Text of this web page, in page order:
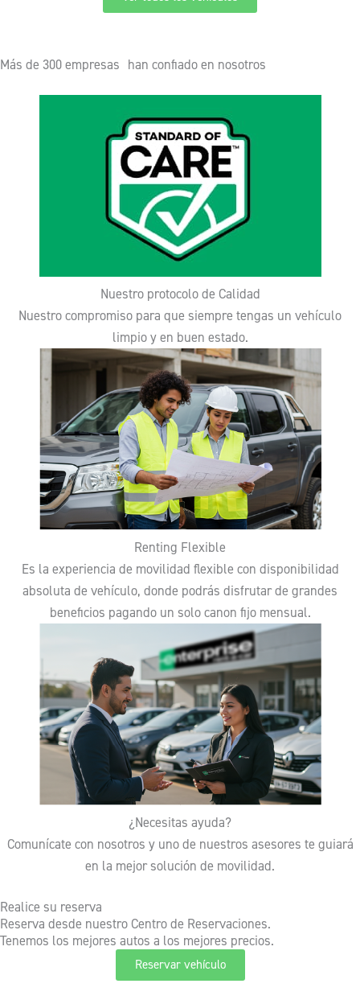
Más de 300 empresas han confiado en nosotros
Nuestro protocolo de Calidad
Nuestro compromiso para que siempre tengas un vehículo
limpio y en buen estado.
Renting Flexible
Es la experiencia de movilidad flexible con disponibilidad
absoluta de vehículo, donde podrás disfrutar de grandes
beneficios pagando un solo canon fijo mensual.
¿Necesitas ayuda?
Comunícate con nosotros y uno de nuestros asesores te guiará
en la mejor solución de movilidad.
Realice su reserva
Reserva desde nuestro Centro de Reservaciones.
Tenemos los mejores autos a los mejores precios.
Reservar vehículo